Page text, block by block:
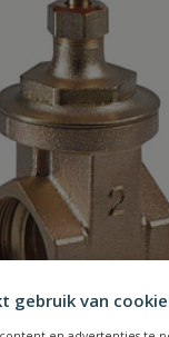
gebruik van